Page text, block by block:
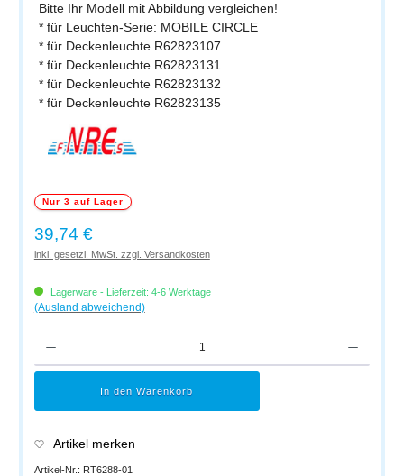
Bitte Ihr Modell mit Abbildung vergleichen!
* für Leuchten-Serie: MOBILE CIRCLE
* für Deckenleuchte R62823107
* für Deckenleuchte R62823131
* für Deckenleuchte R62823132
* für Deckenleuchte R62823135
Nur 3 auf Lager
Regulärer Preis:
39,74 €
inkl. gesetzl. MwSt. zzgl. Versandkosten
Lagerware - Lieferzeit: 4-6 Werktage
(Ausland abweichend)
In den Warenkorb
Artikel merken
Artikel-Nr.: RT6288-01